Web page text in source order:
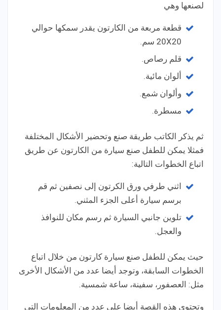
لصنعها وهي
قطعة مربعة من الكارتون يقدر سمكها حوالي
20X20 سم.
قلم رصاص.
ألوان مائية.
وألوان شمع.
مسطرة.
ثم يذكر الكاتب طريقة صنع وتحضير الأشكال المختلفة
فمثلا يمكن للطفل صنع سيارة من الكارتون عن طريق
اتباع الخطوات التالية:
اثني طرفي ورق الكرتون إلى نصفين ثم قم
برسم سيارة أعلى الجزء المثني.
تلوين جانبي السيارة ثم رسم مكان للنوافذ
والعجل.
حيث يمكن للطفل صنع سيارة كارتون من خلال اتباع
الخطوات السابقة، وتوجد أيضا عدد من الأشكال الأخرى
مثل: العصفور، سفينة، ساعة شمسية.
وتحتوي هذه القصة أيضا على عدد من المعلومات التي